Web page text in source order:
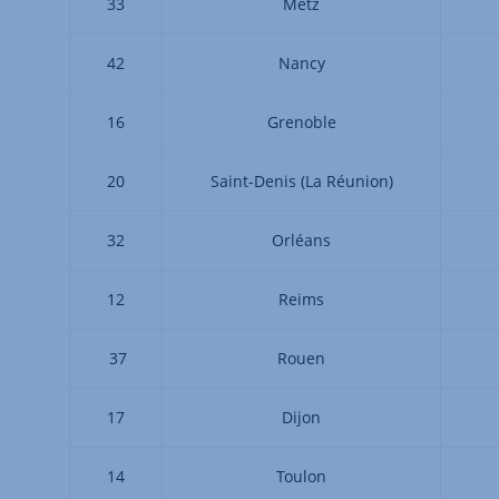
42 Nancy
16 Grenoble
20 Saint-Denis (La Réunion)
32 Orléans
12 Reims
37 Rouen
17 Dijon
14 Toulon